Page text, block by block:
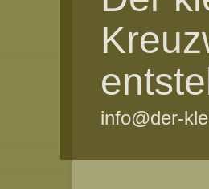
info@der-